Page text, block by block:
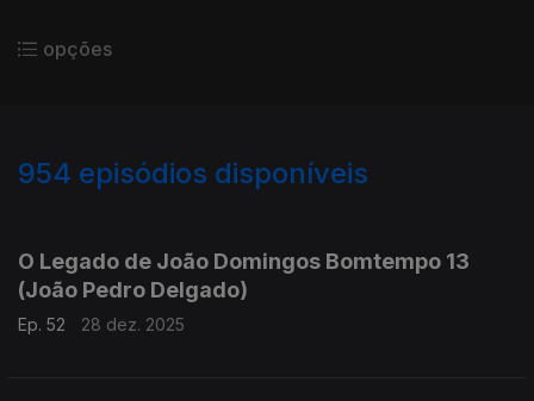
opções
954 episódios disponíveis
O Legado de João Domingos Bomtempo 13
(João Pedro Delgado)
Ep. 52 28 dez. 2025